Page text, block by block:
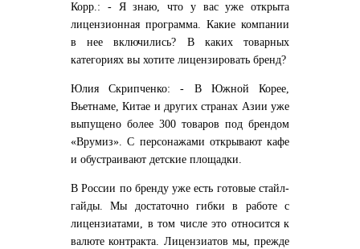
Корр.: - Я знаю, что у вас уже открыта
лицензионная программа. Какие компании
в нее включились? В каких товарных
категориях вы хотите лицензировать бренд?
Юлия Скрипченко: - В Южной Корее,
Вьетнаме, Китае и других странах Азии уже
выпущено более 300 товаров под брендом
«Врумиз». С персонажами открывают кафе
и обустраивают детские площадки.
В России по бренду уже есть готовые стайл-
гайды. Мы достаточно гибки в работе с
лицензиатами, в том числе это относится к
валюте контракта. Лицензиатов мы, прежде